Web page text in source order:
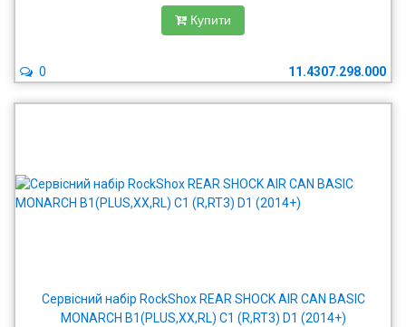
Купити
11.4307.298.000
0
Сервісний набір RockShox REAR SHOCK AIR CAN BASIC
MONARCH B1(PLUS,XX,RL) C1 (R,RT3) D1 (2014+)